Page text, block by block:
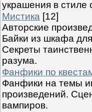
украшения в стиле
Мистика [12]
Авторские
Байки из шкафа
Секреты
разума.
Фанфики по
Фанфики на темы
произведений.
вампиров.